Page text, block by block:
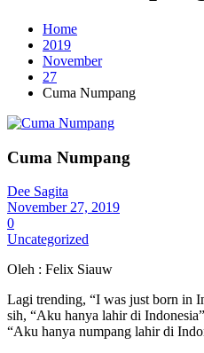
Home
2019
November
27
Cuma Numpang
Cuma Numpang
Dee Sagita
November 27, 2019
0
Uncategorized
Oleh : Felix Siauw
Lagi trending, “I was just born in
sih, “Aku hanya lahir di
“Aku hanya numpang lahir di